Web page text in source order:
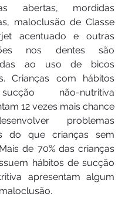
abertas, mordidas
maloclusão de Classe
acentuado e outras
nos dentes são
ao uso de bicos
Crianças com hábitos
não-nutritiva
12 vezes mais chance
problemas
do que crianças sem
de 70% das crianças
hábitos de sucção
apresentam algum